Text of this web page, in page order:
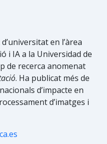
en l’àrea
i IA a la Universidad de
de recerca anomenat
. Ha publicat més de
d’impacte en
d’imatges i